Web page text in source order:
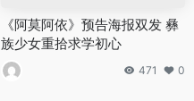
《阿莫阿依》预告海报双发 彝
族少女重拾求学初心
471 0